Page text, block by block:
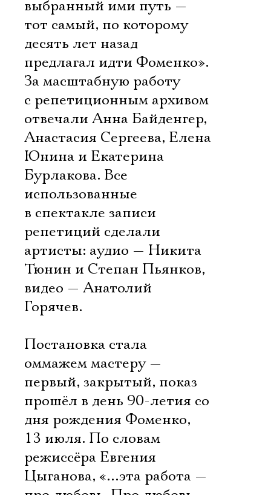
выбранный ими путь —
тот самый, по которому
десять лет назад
предлагал идти Фоменко».
За масштабную работу
с репетиционным архивом
отвечали Анна Байденгер,
Анастасия Сергеева, Елена
Юнина и Екатерина
Бурлакова. Все
использованные
в спектакле записи
репетиций сделали
артисты: аудио — Никита
Тюнин и Степан Пьянков,
видео — Анатолий
Горячев.
Постановка стала
оммажем мастеру —
первый, закрытый, показ
прошёл в день 90-летия со
дня рождения Фоменко,
13 июля. По словам
режиссёра Евгения
Цыганова, «…эта работа —